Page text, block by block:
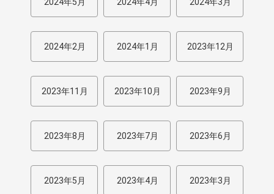
2024年5月 2024年4月 2024年3月
2024年2月 2024年1月 2023年12月
2023年11月 2023年10月 2023年9月
2023年8月 2023年7月 2023年6月
2023年5月 2023年4月 2023年3月